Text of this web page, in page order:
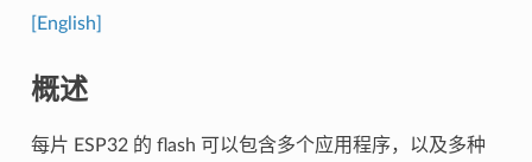
[English]
概述
每片 ESP32 的 flash 可以包含多个应用程序，以及多种